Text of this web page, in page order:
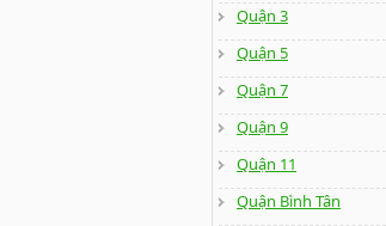
Quận 3
Quận 5
Quận 7
Quận 9
Quận 11
Quận Bình Tân